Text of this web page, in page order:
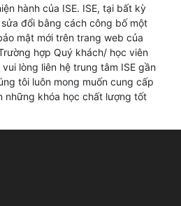
hành của ISE. ISE, tại bất kỳ
đổi bằng cách công bố một
mật mới trên trang web của
hợp Quý khách/ học viên
lòng liên hệ trung tâm ISE gần
tôi luôn mong muốn cung cấp
những khóa học chất lượng tốt